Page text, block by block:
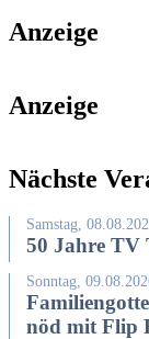
Anzeige
Anzeige
Nächste
Samstag,
50 Jahre TV
Sonntag,
nöd mit Flip